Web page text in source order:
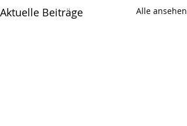
Aktuelle Beiträge Alle ansehen